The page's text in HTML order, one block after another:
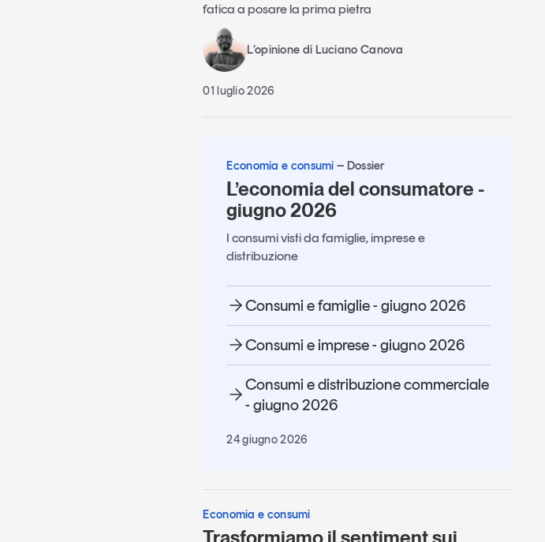
fatica a posare la prima pietra
L’opinione di Luciano Canova
01 luglio 2026
Economia e consumi Dossier
L’economia del consumatore -
giugno 2026
I consumi visti da famiglie, imprese e
distribuzione
Consumi e famiglie - giugno 2026
Consumi e imprese - giugno 2026
Consumi e distribuzione commerciale
- giugno 2026
24 giugno 2026
Economia e consumi
Trasformiamo il sentiment sui